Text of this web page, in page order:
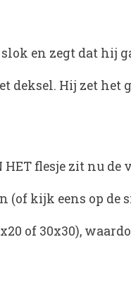
en zegt dat hij
deksel. Hij zet het
flesje zit nu de
kijk eens op de
of 30x30),